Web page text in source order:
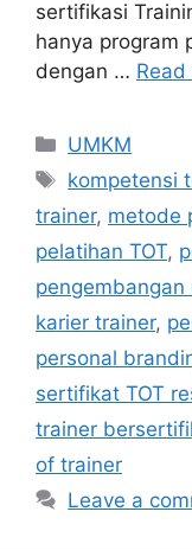
sertifikasi
hanya program
dengan … Read
UMKM
kompetensi
trainer, metode
pelatihan TOT,
pengembangan
karier trainer,
personal
sertifikat TOT
trainer
of trainer
Leave a